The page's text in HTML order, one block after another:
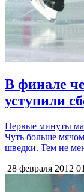
В финале
уступили
Первые минуты
Чуть больше
шведки. Тем не
28 февраля 2012